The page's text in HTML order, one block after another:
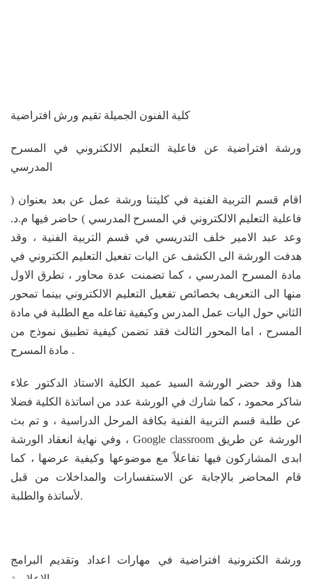
كلية الفنون الجميلة تقيم ورش افتراضية
ورشة افتراضية عن فاعلية التعليم الالكتروني في المسرح
المدرسي
اقام قسم التربية الفنية في كليتنا ورشة عمل عن بعد بعنوان (
فاعلية التعليم الالكتروني في المسرح المدرسي ) حاضر فيها م.د.
وعد عبد الامير خلف التدريسي في قسم التربية الفنية ، وقد
هدفت الورشة الى الكشف عن اليات تفعيل التعليم الكتروني في
مادة المسرح المدرسي ، كما تضمنت عدة محاور ، تطرق الاول
منها الى التعريف بخصائص تفعيل التعليم الالكتروني بينما تمحور
الثاني حول اليات عمل المدرس وكيفية تفاعله مع الطلبة في مادة
المسرح ، اما المحور الثالث فقد تضمن كيفية تطبيق نموذج من
مادة المسرح .
هذا وقد حضر الورشة السيد عميد الكلية الاستاذ الدكتور علاء
شاكر محمود ، كما شارك في الورشة عدد من اساتذة الكلية فضلا
عن طلبة قسم التربية الفنية بكافة المرحل الدراسية ، و تم بث
الورشة عن طريق Google classroom ، وفي نهاية انعقاد الورشة
ابدى المشاركون فيها تفاعلاً مع موضوعها وكيفية عرضها ، كما
قام المحاضر بالإجابة عن الاستفسارات والمداخلات من قبل
لأساتذة والطلبة.
ورشة الكترونية افتراضية في مهارات اعداد وتقديم البرامج